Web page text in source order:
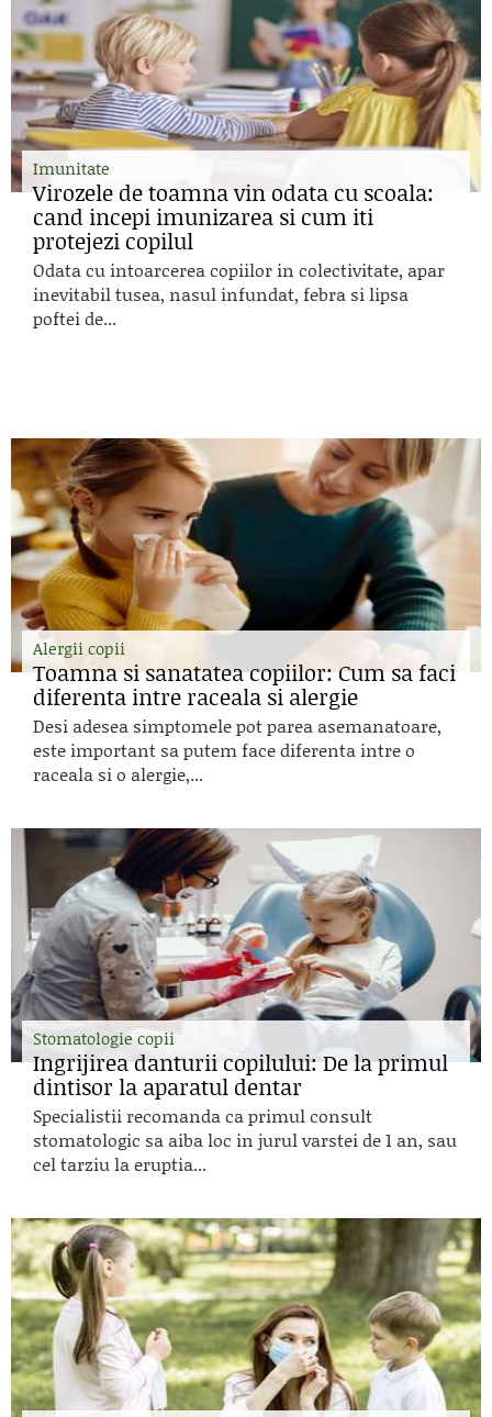
Imunitate
Virozele de toamna vin odata cu scoala:
cand incepi imunizarea si cum iti
protejezi copilul
Odata cu intoarcerea copiilor in colectivitate, apar
inevitabil tusea, nasul infundat, febra si lipsa
poftei de...
Alergii copii
Toamna si sanatatea copiilor: Cum sa faci
diferenta intre raceala si alergie
Desi adesea simptomele pot parea asemanatoare,
este important sa putem face diferenta intre o
raceala si o alergie,...
Stomatologie copii
Ingrijirea danturii copilului: De la primul
dintisor la aparatul dentar
Specialistii recomanda ca primul consult
stomatologic sa aiba loc in jurul varstei de 1 an, sau
cel tarziu la eruptia...